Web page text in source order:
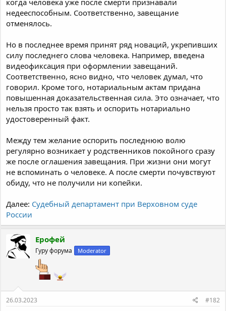
недееспособным. Соответственно, завещание
отменялось.
Но в последнее время принят ряд новаций, укрепивших
силу последнего слова человека. Например, введена
видеофиксация при оформлении завещаний.
Соответственно, ясно видно, что человек думал, что
говорил. Кроме того, нотариальным актам придана
повышенная доказательственная сила. Это означает, что
нельзя просто так взять и оспорить нотариально
удостоверенный факт.
Между тем желание оспорить последнюю волю
регулярно возникает у родственников покойного сразу
же после оглашения завещания. При жизни они могут
не вспоминать о человеке. А после смерти почувствуют
обиду, что не получили ни копейки.
Далее: Судебный департамент при Верховном суде
России
Ерофей
Гуру форума Moderator
26.03.2023 #182